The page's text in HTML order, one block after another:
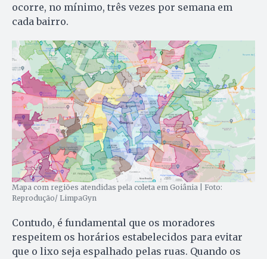
ocorre, no mínimo, três vezes por semana em
cada bairro.
Mapa com regiões atendidas pela coleta em Goiânia | Foto:
Reprodução/ LimpaGyn
Contudo, é fundamental que os moradores
respeitem os horários estabelecidos para evitar
que o lixo seja espalhado pelas ruas. Quando os